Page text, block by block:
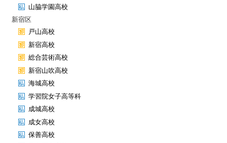
山脇学園高校
新宿区
戸山高校
新宿高校
総合芸術高校
新宿山吹高校
海城高校
学習院女子高等科
成城高校
成女高校
保善高校